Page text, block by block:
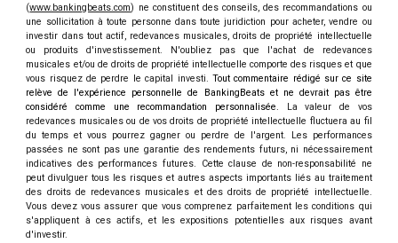
(www.bankingbeats.com) ne constituent des conseils, des recommandations ou
une sollicitation à toute personne dans toute juridiction pour acheter, vendre ou
investir dans tout actif, redevances musicales, droits de propriété intellectuelle
ou produits d'investissement. N'oubliez pas que l'achat de redevances
musicales et/ou de droits de propriété intellectuelle comporte des risques et que
vous risquez de perdre le capital investi. Tout commentaire rédigé sur ce site
relève de l'expérience personnelle de BankingBeats et ne devrait pas être
considéré comme une recommandation personnalisée.
La valeur de vos
redevances musicales ou de vos droits de propriété intellectuelle fluctuera au fil
du temps et vous pourrez gagner ou perdre de l'argent. Les performances
passées ne sont pas une garantie des rendements futurs, ni nécessairement
indicatives des performances futures. Cette clause de non-responsabilité ne
peut divulguer tous les risques et autres aspects importants liés au traitement
des droits de redevances musicales et des droits de propriété intellectuelle.
Vous devez vous assurer que vous comprenez parfaitement les conditions qui
s'appliquent à ces actifs, et les expositions potentielles aux risques avant
d'investir.